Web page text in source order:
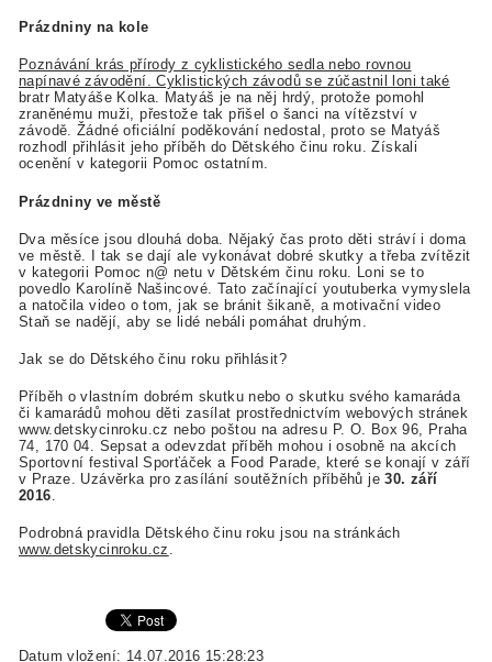
Prázdniny na kole
Poznávání krás přírody z cyklistického sedla nebo rovnou
napínavé závodění. Cyklistických závodů se zúčastnil loni také
bratr Matyáše Kolka. Matyáš je na něj hrdý, protože pomohl
zraněnému muži, přestože tak přišel o šanci na vítězství v
závodě. Žádné oficiální poděkování nedostal, proto se Matyáš
rozhodl přihlásit jeho příběh do Dětského činu roku. Získali
ocenění v kategorii Pomoc ostatním.
Prázdniny ve městě
Dva měsíce jsou dlouhá doba. Nějaký čas proto děti stráví i doma
ve městě. I tak se dají ale vykonávat dobré skutky a třeba zvítězit
v kategorii Pomoc n@ netu v Dětském činu roku. Loni se to
povedlo Karolíně Našincové. Tato začínající youtuberka vymyslela
a natočila video o tom, jak se bránit šikaně, a motivační video
Staň se nadějí, aby se lidé nebáli pomáhat druhým.
Jak se do Dětského činu roku přihlásit?
Příběh o vlastním dobrém skutku nebo o skutku svého kamaráda
či kamarádů mohou děti zasílat prostřednictvím webových stránek
www.detskycinroku.cz nebo poštou na adresu P. O. Box 96, Praha
74, 170 04. Sepsat a odevzdat příběh mohou i osobně na akcích
Sportovní festival Sporťáček a Food Parade, které se konají v září
v Praze. Uzávěrka pro zasílání soutěžních příběhů je30. září
2016.
Podrobná pravidla Dětského činu roku jsou na stránkách
www.detskycinroku.cz .
Datum vložení: 14.07.2016 15:28:23